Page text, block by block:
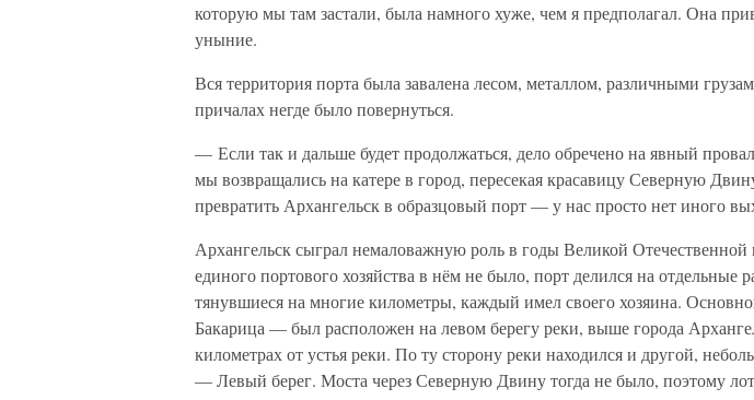
которую мы там застали, была намного хуже, чем я предполагал. Она
уныние.
Вся территория порта была завалена лесом, металлом, различными
причалах негде было повернуться.
— Если так и дальше будет продолжаться, дело обречено на явный
мы возвращались на катере в город, пересекая красавицу Северную
превратить Архангельск в образцовый порт — у нас просто нет иного
Архангельск сыграл немаловажную роль в годы Великой
единого портового хозяйства в нём не было, порт делился на отдельные
тянувшиеся на многие километры, каждый имел своего хозяина.
Бакарица — был расположен на левом берегу реки, выше города
километрах от устья реки. По ту сторону реки находился и другой,
— Левый берег. Моста через Северную Двину тогда не было, поэтому